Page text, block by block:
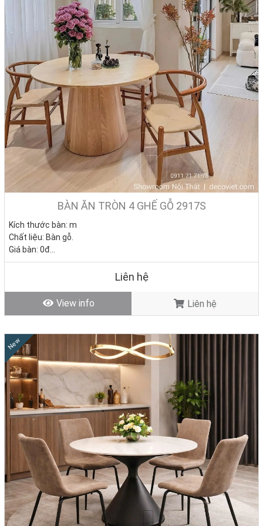
• Chiều cao từ sàn lên đến mặt bàn khoảng 75 – 80cm là đúng
tiêu chuẩn nhất.
• Chiều rộng cách nhau giữa mỗi người khi ngồi ăn tối thiểu từ
68 – 75cm mới hạn chế được những va chạm khi ăn.
• Về kích thước ghế ăn, chiều rộng cần đạt từ 45 – 50cm mới
mang đến cho người ngồi sự thoải mái nhất ở mọi đối tượng.
Tiêu chuẩn chiều sâu ghế phải từ 42 – 45cm và chiều cao là
khoảng 45cm. Nếu ghế có gác tay, chiều cao từ mặt ghế ngồi
đến chỗ gác tay phải từ 18 – 24cm mới đạt chuẩn. Nếu ghế
ăn có lưng, chiều cao lưng ghế nên được chọn cao từ 80 –
90cm là phù hợp với kích thước người Việt.
4. Những ưu điểm khi bạn lựa chọn bộ bàn ăn 4 ghế
cho gia đình
Không chỉ có những bộ bàn ăn lớn và bề thế mới mang lại sự sang
trọng và đẳng cấp cho không gian. Bộ bàn ăn dành cho 4 người tuy
BÀN ĂN TRÒN 4 GHẾ GỖ 2917S
Kích thước bàn: m
Chất liệu: Bàn gỗ.
Giá bàn: 0đ
Giá ghế: 0đ/Cái
Liên hệ
View info Liên hệ
New